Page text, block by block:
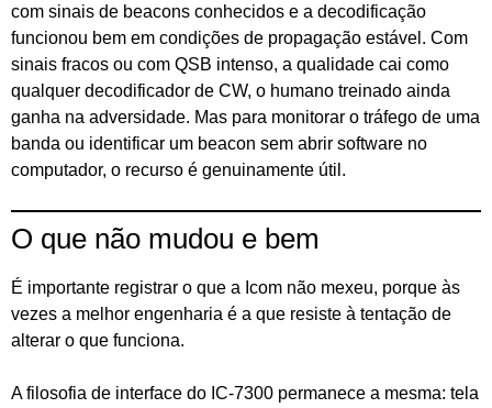
com sinais de beacons conhecidos e a decodificação
funcionou bem em condições de propagação estável. Com
sinais fracos ou com QSB intenso, a qualidade cai como
qualquer decodificador de CW, o humano treinado ainda
ganha na adversidade. Mas para monitorar o tráfego de uma
banda ou identificar um beacon sem abrir software no
computador, o recurso é genuinamente útil.
O que não mudou e bem
É importante registrar o que a Icom não mexeu, porque às
vezes a melhor engenharia é a que resiste à tentação de
alterar o que funciona.
A filosofia de interface do IC-7300 permanece a mesma: tela